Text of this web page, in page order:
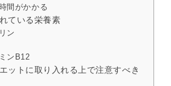
間がかかる
ている栄養素
ン
ンB12
ットに取り入れる上で注意すべき